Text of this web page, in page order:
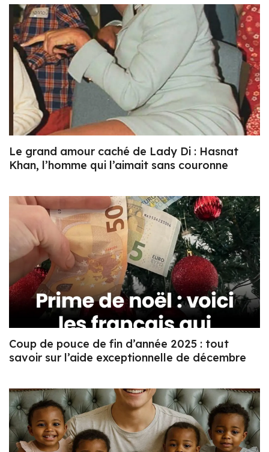
Le grand amour caché de Lady Di : Hasnat
Khan, l’homme qui l’aimait sans couronne
Coup de pouce de fin d’année 2025 : tout
savoir sur l’aide exceptionnelle de décembre